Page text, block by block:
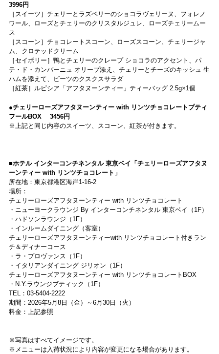
3996円
［スイーツ］チェリーとラズベリーのショコラヴェリーヌ、フォレノ
ワール、ローズとチェリーのクリスタルジュレ、ローズチェリームー
ス
［スコーン］チョコレートスコーン、ローズスコーン、チェリージャ
ム、クロテッドクリーム
［セイボリー］鴨とチェリーのクレープ ショコラのアクセント、パ
テ・ド・カンパーニュ オリーブ添え、チェリーとチーズのキッシュ 生
ハムを添えて、ビーツのクスクスサラダ
［紅茶］ルピシア「アフタヌーンティー」ティーバッグ 2.5g×1個
●チェリーローズアフタヌーンティー with リンツチョコレートプティ
フールBOX 3456円
※上記と同じ内容のスイーツ、スコーン、紅茶が付きます。
■ホテル インターコンチネンタル 東京ベイ「チェリーローズアフタヌ
ーンティー with リンツチョコレート」
所在地：東京都港区海岸1-16-2
場所：
チェリーローズアフタヌーンティー with リンツチョコレート
・ニューヨークラウンジ By インターコンチネンタル 東京ベイ（1F）
・ハドソンラウンジ（1F）
・インルームダイニング（客室）
チェリーローズアフタヌーンティーwith リンツチョコレート付きラン
チ＆ディナーコース
・ラ・プロヴァンス（1F）
・イタリアンダイニング ジリオン（1F）
チェリーローズアフタヌーンティー with リンツチョコレートBOX
・N.Y.ラウンジブティック（1F）
TEL：03-5404-2222
期間：2026年5月8日（金）～6月30日（火）
料金：上記参照
※写真はすべてイメージです。
※メニューは入荷状況により内容が変更になる場合があります。